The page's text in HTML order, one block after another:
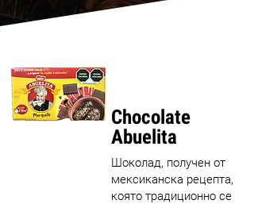
Chocolate
Abuelita
Шоколад, получен от
мексиканска рецепта,
която традиционно се